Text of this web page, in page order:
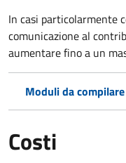
In casi particolarmente
comunicazione al
aumentare fino a un
Moduli da
Costi